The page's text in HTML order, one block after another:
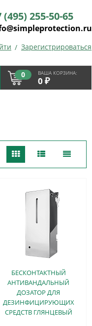
(495) 255-50-65
Зарегистрироваться
0 ВАША КОРЗИНА:
0 ₽
БЕСКОНТАКТНЫЙ
АНТИВАНДАЛЬНЫЙ
ДОЗАТОР ДЛЯ
ДЕЗИНФИЦИРУЮЩИХ
СРЕДСТВ ГЛЯНЦЕВЫЙ